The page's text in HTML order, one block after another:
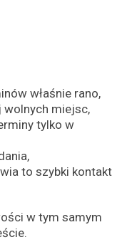
właśnie rano,
miejsc,
tylko w
to szybki kontakt
w tym samym